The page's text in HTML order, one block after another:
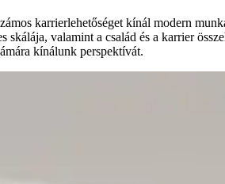
karrierlehetőséget kínál modern
skálája, valamint a család és a karrier
kínálunk perspektívát.